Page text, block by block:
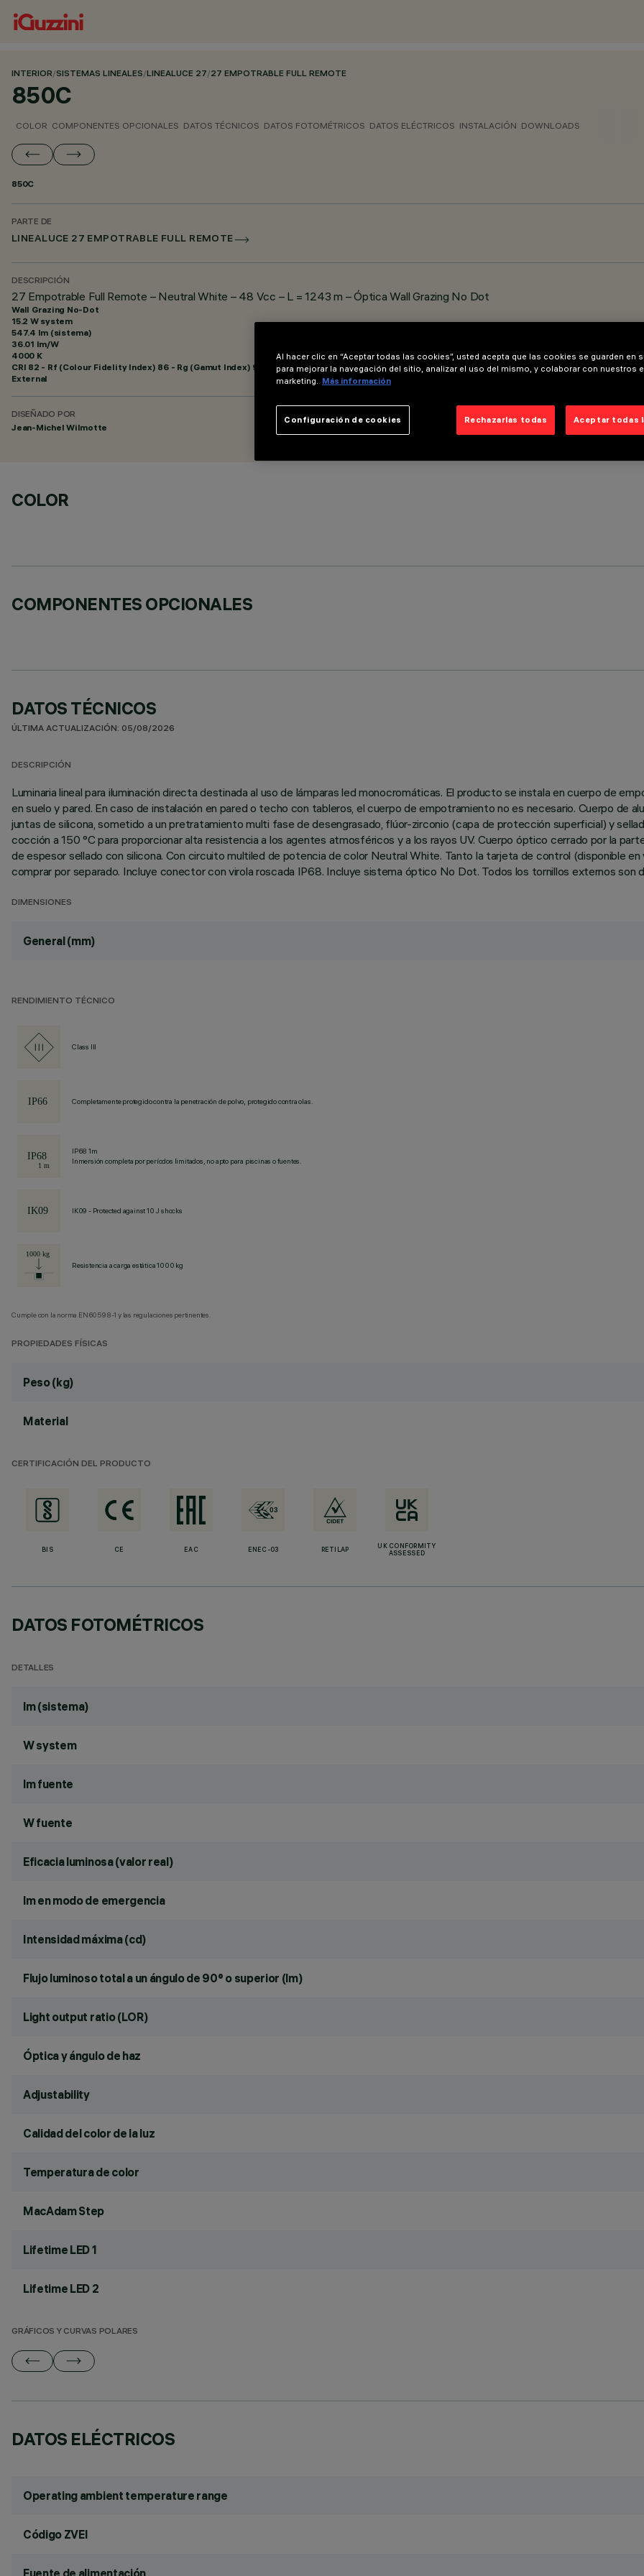
INTERIOR/SISTEMAS LINEALES/LINEALUCE 27/27 EMPOTRABLE FULL REMOTE
850C
COLOR COMPONENTES OPCIONALES DATOS TÉCNICOS DATOS FOTOMÉTRICOS DATOS ELÉCTRICOS INSTALACIÓN DOWNLOADS
850C
PARTE DE
LINEALUCE 27 EMPOTRABLE FULL REMOTE
DESCRIPCIÓN
27 Empotrable Full Remote – Neutral White – 48 Vcc – L = 1243 m – Óptica Wall Grazing No Dot
Wall Grazing No-Dot
15.2 W system
547.4 lm (sistema)
36.01 lm/W
4000 K
CRI 82 - Rf (Colour Fidelity Index) 86 - Rg (Gamut Index) 95
External
DISEÑADO POR
Jean-Michel Wilmotte
COLOR
COMPONENTES OPCIONALES
DATOS TÉCNICOS
ÚLTIMA ACTUALIZACIÓN: 05/08/2026
DESCRIPCIÓN
Luminaria lineal para iluminación directa destinada al uso de lámparas led monocromáticas. El producto se instala en cuerpo de
en suelo y pared. En caso de instalación en pared o techo con tableros, el cuerpo de empotramiento no es necesario. Cuerpo de
juntas de silicona, sometido a un pretratamiento multi fase de desengrasado, flúor-zirconio (capa de protección superficial) y
cocción a 150 °C para proporcionar alta resistencia a los agentes atmosféricos y a los rayos UV. Cuerpo óptico cerrado por la
de espesor sellado con silicona. Con circuito multiled de potencia de color Neutral White. Tanto la tarjeta de control (disponible
comprar por separado. Incluye conector con virola roscada IP68. Incluye sistema óptico No Dot. Todos los tornillos externos son
DIMENSIONES
General (mm)
RENDIMIENTO TÉCNICO
Class III
Completamente protegido contra la penetración de polvo, protegido contra olas.
IP68 1m
Inmersión completa por períodos limitados, no apto para piscinas o fuentes.
IK09 - Protected against 10 J shocks
Resistencia a carga estática 1000 kg
Cumple con la norma EN60598-1 y las regulaciones pertinentes.
PROPIEDADES FÍSICAS
Peso (kg)
Material
CERTIFICACIÓN DEL PRODUCTO
BIS CE EAC ENEC-03 RETILAP
UK CONFORMITY
ASSESSED
DATOS FOTOMÉTRICOS
DETALLES
lm (sistema)
W system
lm fuente
W fuente
Eficacia luminosa (valor real)
lm en modo de emergencia
Intensidad máxima (cd)
Flujo luminoso total a un ángulo de 90° o superior (lm)
Light output ratio (LOR)
Óptica y ángulo de haz
Adjustability
Calidad del color de la luz
Temperatura de color
MacAdam Step
Lifetime LED 1
Lifetime LED 2
GRÁFICOS Y CURVAS POLARES
DATOS ELÉCTRICOS
Operating ambient temperature range
Código ZVEI
Fuente de alimentación
Al hacer clic en “Aceptar todas las cookies”, usted acepta que las cookies se guarden en
para mejorar la navegación del sitio, analizar el uso del mismo, y colaborar con nuestros
marketing. Más información
Rechazarlas todas Aceptar todas
Configuración de cookies